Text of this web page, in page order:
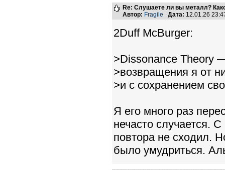
Re: Слушаете ли вы металл?
Автор: Fragile Дата: 12.01.26
2Duff McBurger:
>Dissonance Theory
>возвращения я от
>и с сохранением
Я его много раз
нечасто случается.
повтора не сходил.
было умудриться.